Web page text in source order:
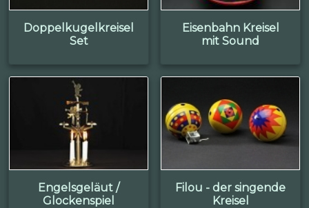
Doppelkugelkreisel
Set
Eisenbahn Kreisel
mit Sound
Engelsgeläut /
Glockenspiel
Filou - der singende
Kreisel